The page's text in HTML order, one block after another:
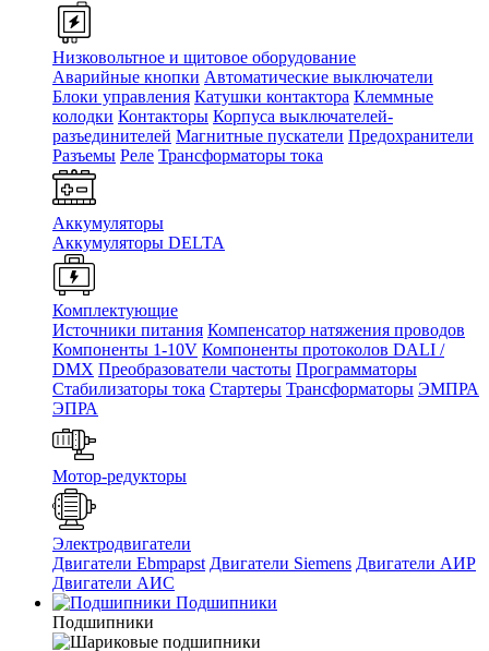
Низковольтное и щитовое оборудование
Аварийные кнопки Автоматические выключатели
Блоки управления Катушки контактора Клеммные
колодки Контакторы Корпуса выключателей-
разъединителей Магнитные пускатели Предохранители
Разъемы Реле Трансформаторы тока
Аккумуляторы
Аккумуляторы DELTA
Комплектующие
Источники питания Компенсатор натяжения проводов
Компоненты 1-10V Компоненты протоколов DALI /
DMX Преобразователи частоты Программаторы
Стабилизаторы тока Стартеры Трансформаторы ЭМПРА
ЭПРА
Мотор-редукторы
Электродвигатели
Двигатели Ebmpapst Двигатели Siemens Двигатели АИР
Двигатели АИС
Подшипники
Подшипники